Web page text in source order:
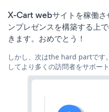
X-Cart webサイトを稼働さ
ンプレゼンスを構築する上
きます。おめでとう！
しかし、次はthe hard partで
してより多くの訪問者をサポー